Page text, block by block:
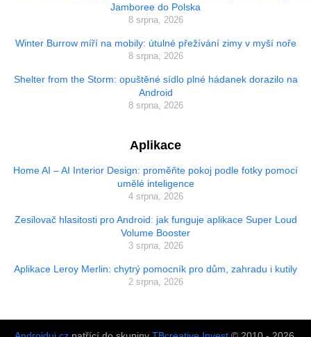
Jamboree do Polska
8 srpna, 2026
Winter Burrow míří na mobily: útulné přežívání zimy v myší noře
8 srpna, 2026
Shelter from the Storm: opuštěné sídlo plné hádanek dorazilo na
Android
8 srpna, 2026
Aplikace
Home AI – AI Interior Design: proměňte pokoj podle fotky pomocí
umělé inteligence
4 srpna, 2026
Zesilovač hlasitosti pro Android: jak funguje aplikace Super Loud
Volume Booster
3 srpna, 2026
Aplikace Leroy Merlin: chytrý pomocník pro dům, zahradu i kutily
2 srpna, 2026